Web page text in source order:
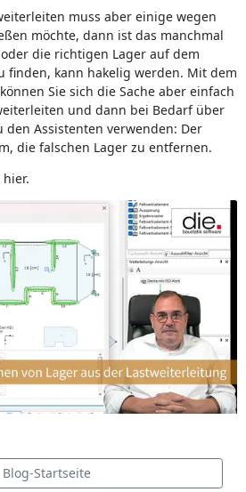
muss aber einige wegen
möchte, dann ist das manchmal
die richtigen Lager auf dem
finden, kann hakelig werden. Mit dem
Sie sich die Sache aber einfach
und dann bei Bedarf über
Assistenten verwenden: Der
die falschen Lager zu entfernen.
Blog-Startseite